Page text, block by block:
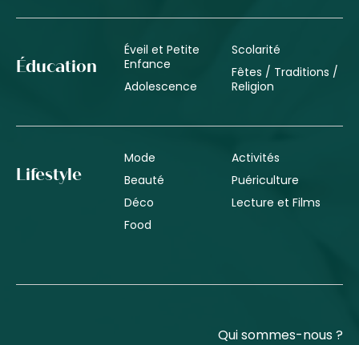
Éducation
Éveil et Petite
Enfance
Adolescence
Scolarité
Fêtes / Traditions /
Religion
Lifestyle
Mode
Beauté
Déco
Food
Activités
Puériculture
Lecture et Films
Qui sommes-nous ?